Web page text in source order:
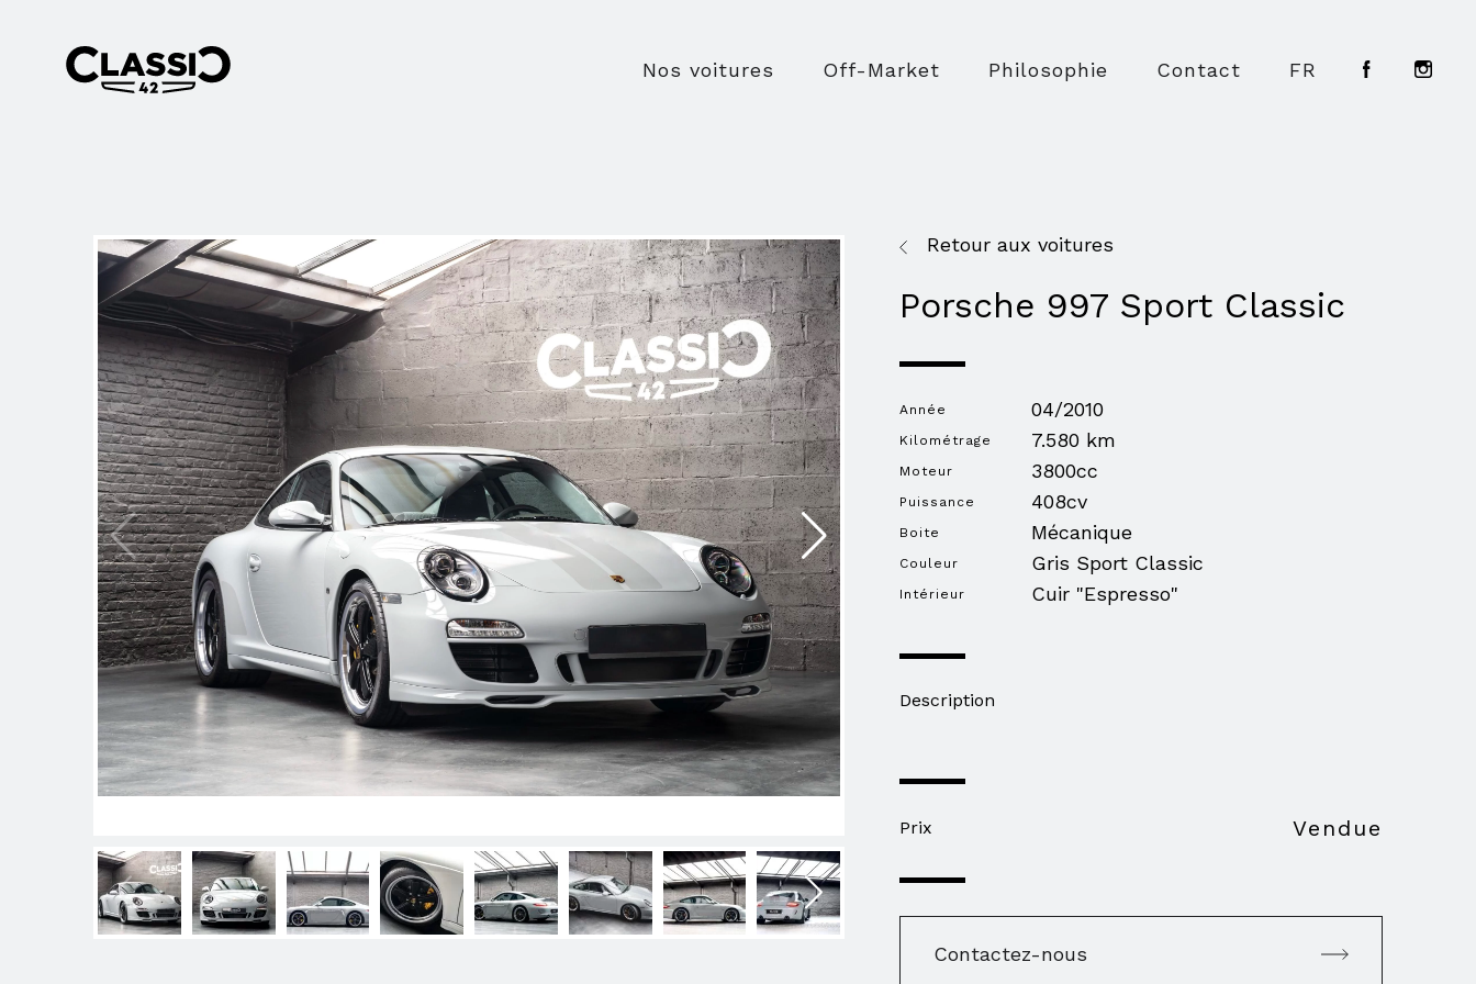
Nos voitures Off-Market Philosophie Contact FR
Retour aux voitures
Porsche 997 Sport Classic
Année 04/2010
Kilométrage 7.580 km
Moteur 3800cc
Puissance 408cv
Boite Mécanique
Couleur Gris Sport Classic
Intérieur Cuir "Espresso"
Description
Prix Vendue
Contactez-nous